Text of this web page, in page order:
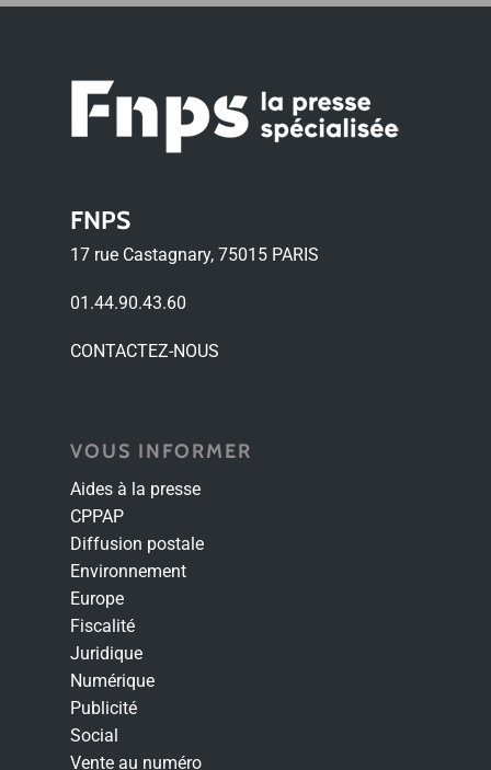
FNPS
17 rue Castagnary, 75015 PARIS
01.44.90.43.60
CONTACTEZ-NOUS
VOUS INFORMER
Aides à la presse
CPPAP
Diffusion postale
Environnement
Europe
Fiscalité
Juridique
Numérique
Publicité
Social
Vente au numéro